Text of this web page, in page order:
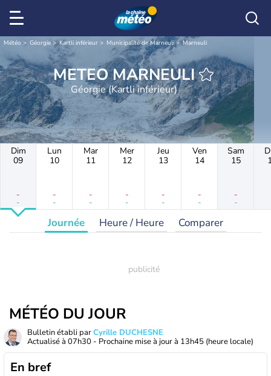
Météo Géorgie Kartli inférieur Municipalité de Marneuli Marneuli
METEO MARNEULI
Géorgie (Kartli inférieur)
Dim
09
-
-
Lun
10
-
-
Mar
11
-
-
Mer
12
-
-
Jeu
13
-
-
Ven
14
-
-
Sam
15
-
-
Journée Heure / Heure Comparer
MÉTÉO DU JOUR
Bulletin établi parCyrille DUCHESNE
Actualisé à 07h30 - Prochaine mise à jour à 13h45 (heure locale)
En bref